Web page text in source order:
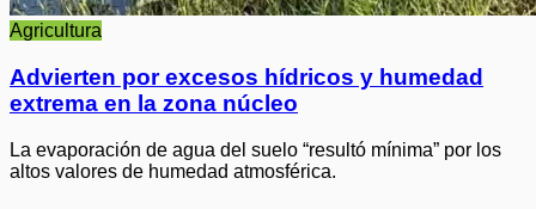
Agricultura
Advierten por excesos hídricos y humedad
extrema en la zona núcleo
La evaporación de agua del suelo “resultó mínima” por los
altos valores de humedad atmosférica.